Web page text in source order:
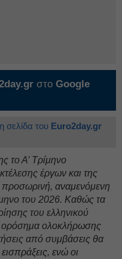
στο Google
σελίδα του Euro2day.gr
το Α’ Τρίμηνο
έργων και της
αναμενόμενη
του 2026. Καθώς τα
του ελληνικού
ορόσημα ολοκλήρωσης
από συμβάσεις θα
ενώ οι